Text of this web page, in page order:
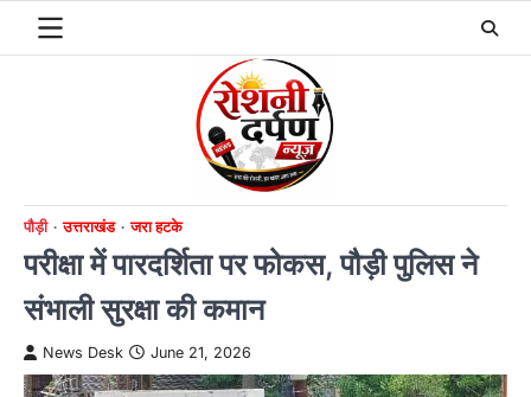
पौड़ी उत्तराखंड जरा हटके
परीक्षा में पारदर्शिता पर फोकस, पौड़ी पुलिस ने
संभाली सुरक्षा की कमान
News Desk June 21, 2026